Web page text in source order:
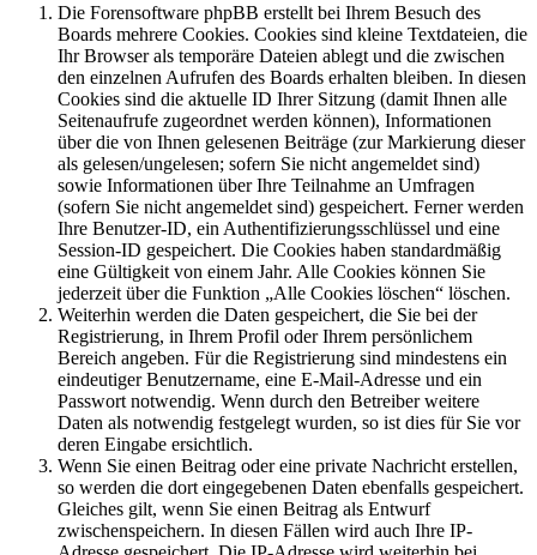
Die Forensoftware phpBB erstellt bei Ihrem Besuch des
Boards mehrere Cookies. Cookies sind kleine Textdateien, die
Ihr Browser als temporäre Dateien ablegt und die zwischen
den einzelnen Aufrufen des Boards erhalten bleiben. In diesen
Cookies sind die aktuelle ID Ihrer Sitzung (damit Ihnen alle
Seitenaufrufe zugeordnet werden können), Informationen
über die von Ihnen gelesenen Beiträge (zur Markierung dieser
als gelesen/ungelesen; sofern Sie nicht angemeldet sind)
sowie Informationen über Ihre Teilnahme an Umfragen
(sofern Sie nicht angemeldet sind) gespeichert. Ferner werden
Ihre Benutzer-ID, ein Authentifizierungsschlüssel und eine
Session-ID gespeichert. Die Cookies haben standardmäßig
eine Gültigkeit von einem Jahr. Alle Cookies können Sie
jederzeit über die Funktion „Alle Cookies löschen“ löschen.
Weiterhin werden die Daten gespeichert, die Sie bei der
Registrierung, in Ihrem Profil oder Ihrem persönlichem
Bereich angeben. Für die Registrierung sind mindestens ein
eindeutiger Benutzername, eine E-Mail-Adresse und ein
Passwort notwendig. Wenn durch den Betreiber weitere
Daten als notwendig festgelegt wurden, so ist dies für Sie vor
deren Eingabe ersichtlich.
Wenn Sie einen Beitrag oder eine private Nachricht erstellen,
so werden die dort eingegebenen Daten ebenfalls gespeichert.
Gleiches gilt, wenn Sie einen Beitrag als Entwurf
zwischenspeichern. In diesen Fällen wird auch Ihre IP-